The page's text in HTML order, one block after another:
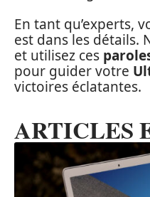
En tant qu’experts,
est dans les détails.
et utilisez ces
pour guider votre
victoires éclatantes.
ARTICLES